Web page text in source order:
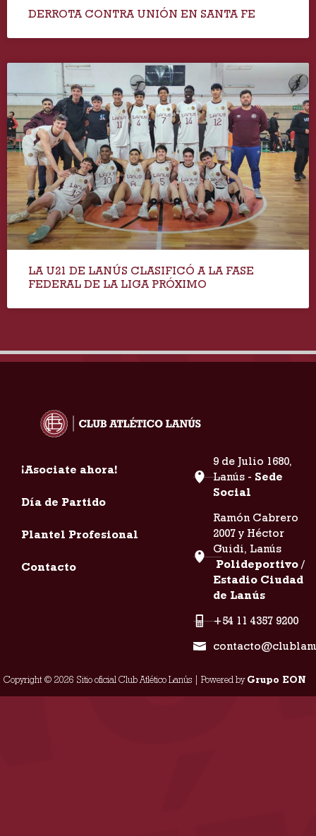
DERROTA CONTRA UNIÓN EN SANTA FE
LA U21 DE LANÚS CLASIFICÓ A LA FASE
FEDERAL DE LA LIGA PRÓXIMO
¡Asociate ahora!
Día de Partido
Plantel Profesional
Contacto
9 de Julio 1680,
Lanús - Sede
Social
Ramón Cabrero
2007 y Héctor
Guidi, Lanús
Polideportivo /
Estadio Ciudad
de Lanús
+54 11 4357 9200
Copyright © 2026 Sitio oficial Club Atlético Lanús | Powered byGrupo EON